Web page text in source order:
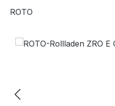
ROTO
Bildergalerie überspringen